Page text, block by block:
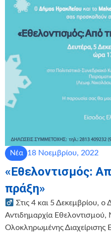
Νέα 18 Νοεμβρίου, 2022
«Εθελοντισμός:
πράξη»
Στις 4 και 5 Δεκεμβρίου,
Αντιδημαρχία
Ολοκληρωμένης